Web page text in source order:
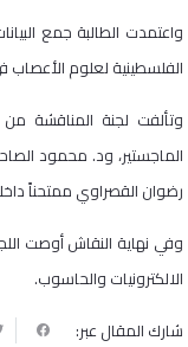
واعتمدت الطالبة جمع
الفلسطينية لعلوم
وتألفت لجنة المناقشة
الماجستير، ود. محمود
رضوان القصراوي ممتحناً
وفي نهاية النقاش أوصت
الالكترونيات والحاسوب.
شارك المقال عبر: